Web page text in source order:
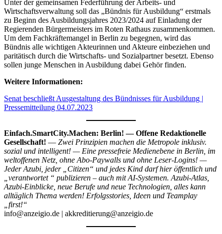
Unter der gemeinsamen Federführung der Arbeits- und
Wirtschaftsverwaltung soll das „Bündnis für Ausbildung“ erstmals
zu Beginn des Ausbildungsjahres 2023/2024 auf Einladung der
Regierenden Bürgermeisters im Roten Rathaus zusammenkommen.
Um dem Fachkräftemangel in Berlin zu begegnen, wird das
Bündnis alle wichtigen Akteurinnen und Akteure einbeziehen und
paritätisch durch die Wirtschafts- und Sozialpartner besetzt. Ebenso
sollen junge Menschen in Ausbildung dabei Gehör finden.
Weitere Informationen:
Senat beschließt Ausgestaltung des Bündnisses für Ausbildung |
Pressemitteilung 04.07.2023
Einfach.SmartCity.Machen: Berlin! — Offene Redaktionelle
Gesellschaft! — Zwei Prinzipien machen die Metropole inklusiv.
sozial und intelligent! — Eine pressefreie Medienebene in Berlin, im
weltoffenen Netz, ohne Abo-Paywalls und ohne Leser-Logins! —
Jeder Azubi, jeder „Citizen“ und jedes Kind darf hier öffentlich und
„verantwortet “ publizieren – auch mit AI-Systemen. Azubi-Atlas,
Azubi-Einblicke, neue Berufe und neue Technologien, alles kann
alltäglich Thema werden! Erfolgsstories, Ideen und Teamplay
„first!“
info@anzeigio.de | akkreditierung@anzeigio.de